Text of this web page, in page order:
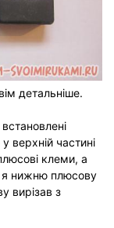
детальніше.
верхній частині
клеми, а
я нижню плюсову
вирізав з